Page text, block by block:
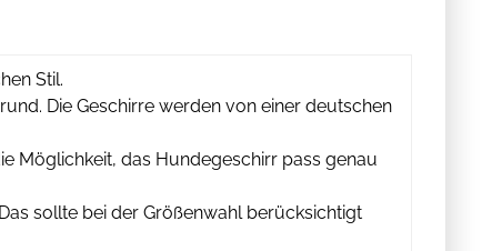
Stil.
Die Geschirre werden von einer deutschen
Möglichkeit, das Hundegeschirr pass genau
sollte bei der Größenwahl berücksichtigt